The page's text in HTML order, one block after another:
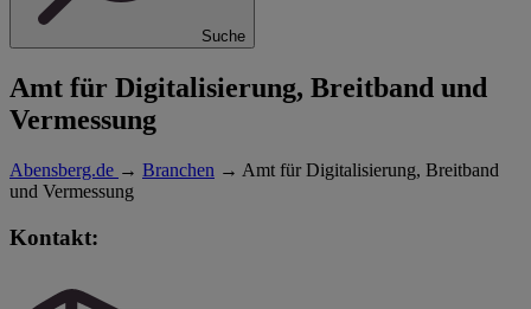
Suche
Amt für Digitalisierung, Breitband und
Vermessung
Abensberg.de → Branchen → Amt für Digitalisierung, Breitband
und Vermessung
Kontakt: